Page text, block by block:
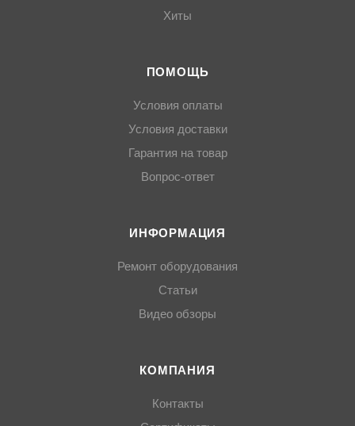
Хиты
ПОМОЩЬ
Условия оплаты
Условия доставки
Гарантия на товар
Вопрос-ответ
ИНФОРМАЦИЯ
Ремонт оборудования
Статьи
Видео обзоры
КОМПАНИЯ
Контакты